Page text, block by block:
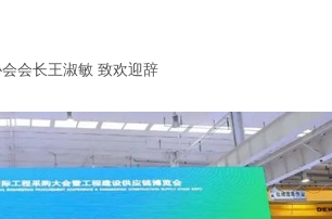
会长王淑敏 致欢迎辞